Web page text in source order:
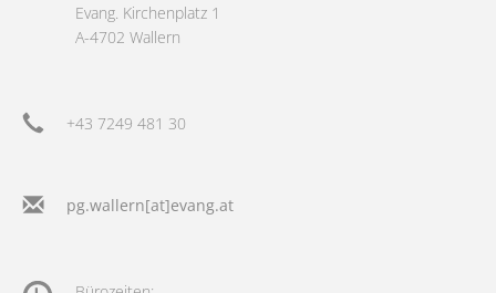
Evang. Kirchenplatz 1
A-4702 Wallern
+43 7249 481 30
pg.wallern[at]evang.at